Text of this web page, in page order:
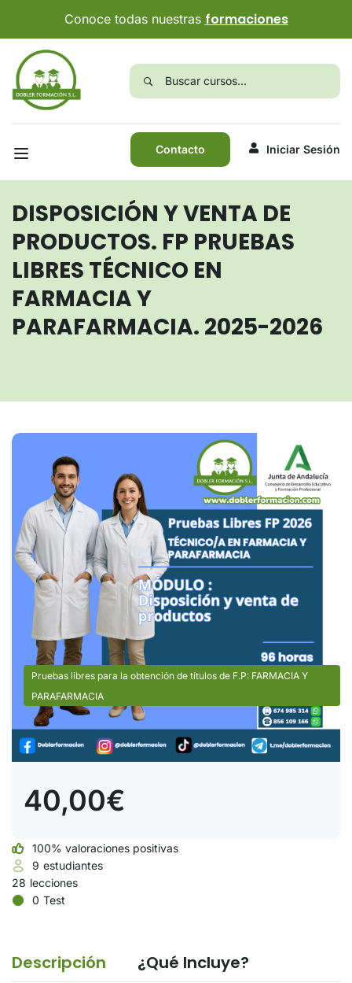
Conoce todas nuestras formaciones
Contacto Iniciar Sesión
DISPOSICIÓN Y VENTA DE
PRODUCTOS. FP PRUEBAS
LIBRES TÉCNICO EN
FARMACIA Y
PARAFARMACIA. 2025-2026
Descripción ¿Qué Incluye?
Pruebas libres para la obtención de títulos de F.P: FARMACIA Y
PARAFARMACIA
40,00€
100% valoraciones positivas
9 estudiantes
28 lecciones
0 Test